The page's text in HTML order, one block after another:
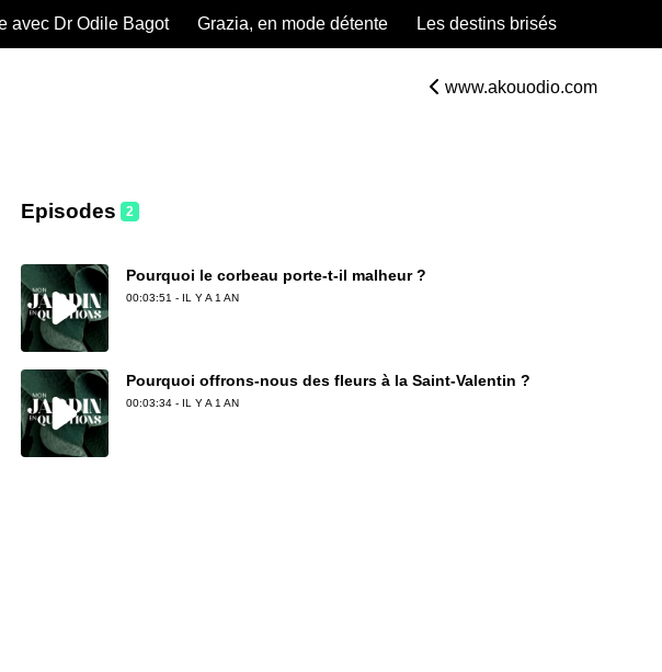
avec Dr Odile Bagot Grazia, en mode détente Les destins brisés
www.akouodio.com
Episodes 2
Pourquoi le corbeau porte-t-il malheur ?
00:03:51 - IL Y A 1 AN
Pourquoi offrons-nous des fleurs à la Saint-Valentin ?
00:03:34 - IL Y A 1 AN